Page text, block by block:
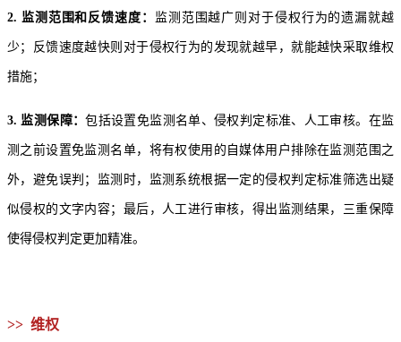
2. 监测范围和反馈速度： 监测范围越广则对于侵权行为的遗漏就越
少；反馈速度越快则对于侵权行为的发现就越早，就能越快采取维权
措施；
3. 监测保障：包括设置免监测名单、侵权判定标准、人工审核。在监
测之前设置免监测名单，将有权使用的自媒体用户排除在监测范围之
外，避免误判；监测时，监测系统根据一定的侵权判定标准筛选出疑
似侵权的文字内容；最后，人工进行审核，得出监测结果，三重保障
使得侵权判定更加精准。
>> 维权